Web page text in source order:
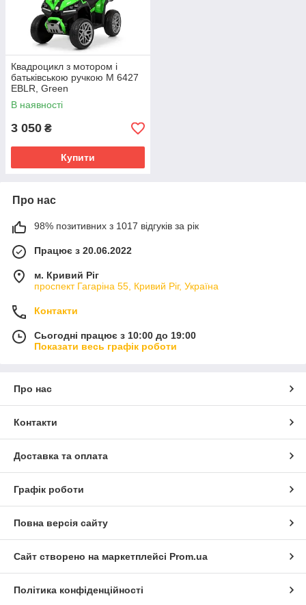
Квадроцикл з мотором і
батьківською ручкою M 6427
EBLR, Green
В наявності
3 050 ₴
Купити
Про нас
98% позитивних з 1017 відгуків за рік
Працює з 20.06.2022
м. Кривий Ріг
проспект Гагаріна 55, Кривий Ріг, Україна
Контакти
Сьогодні працює з 10:00 до 19:00
Показати весь графік роботи
Про нас
Контакти
Доставка та оплата
Графік роботи
Повна версія сайту
Сайт створено на маркетплейсі Prom.ua
Політика конфіденційності